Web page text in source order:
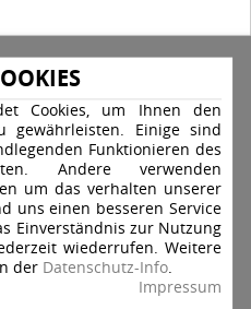
Cookies, um Ihnen den
gewährleisten. Einige sind
Funktionieren des
Andere verwenden
um das verhalten unserer
uns einen besseren Service
Einverständnis zur Nutzung
wiederrufen. Weitere
der Datenschutz-Info.
Impressum